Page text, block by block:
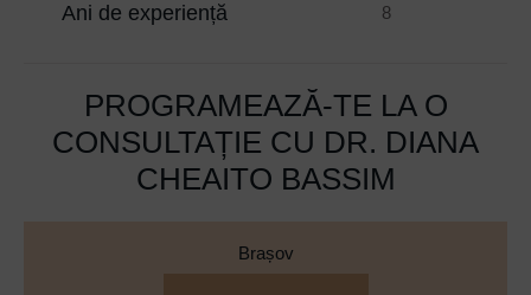
Ani de experiență 8
PROGRAMEAZĂ-TE LA O
CONSULTAȚIE CU DR. DIANA
CHEAITO BASSIM
Brașov